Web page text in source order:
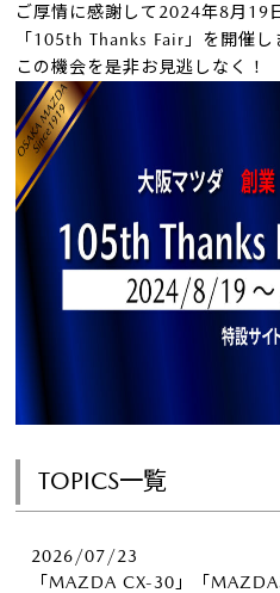
ご厚情に感謝して2024年8月19
「105th Thanks Fair」を開催し
この機会を是非お見逃しなく！
TOPICS一覧
2026/07/23
「MAZDA CX-30」「